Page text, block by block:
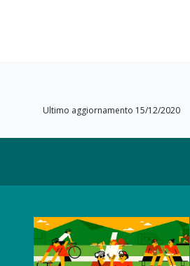
Ultimo aggiornamento 15/12/2020